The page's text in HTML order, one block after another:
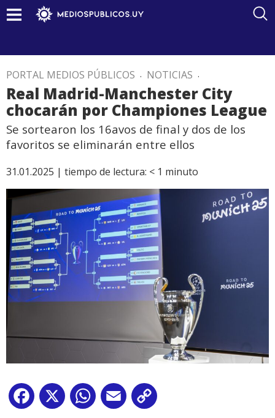
PORTAL MEDIOS PÚBLICOS . NOTICIAS .
Real Madrid-Manchester City
chocarán por Championes League
Se sortearon los 16avos de final y dos de los
favoritos se eliminarán entre ellos
31.01.2025 | tiempo de lectura: < 1 minuto
Facebook
X WhatsApp
Email